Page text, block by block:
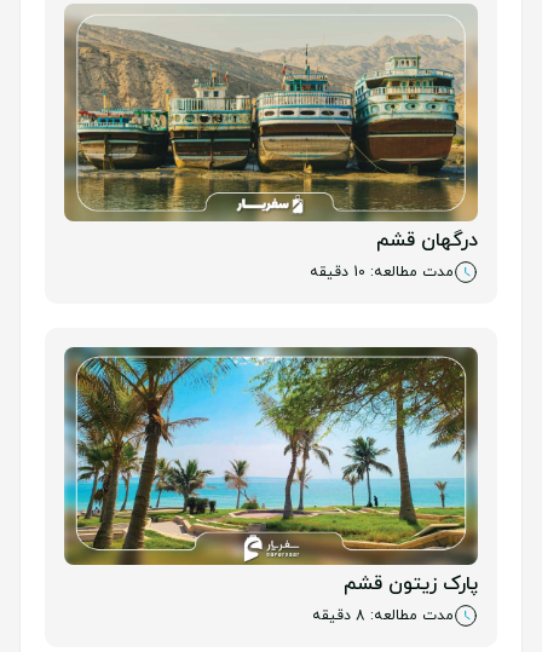
ادویه های بومی از خاص ترین خریدهای قشم هستند.
درگهان قشم
مدت مطالعه: 10 دقیقه
پارک زیتون قشم
مدت مطالعه: 8 دقیقه